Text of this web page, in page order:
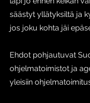
säästyt yllätyksiltä ja
jos joku kohta jäi
Ehdot pohjautuvat
ohjelmatoimistot ja
yleisiin